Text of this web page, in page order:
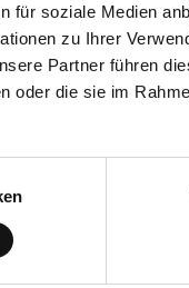
für soziale Medien
zu Ihrer
Partner führen
oder die sie im